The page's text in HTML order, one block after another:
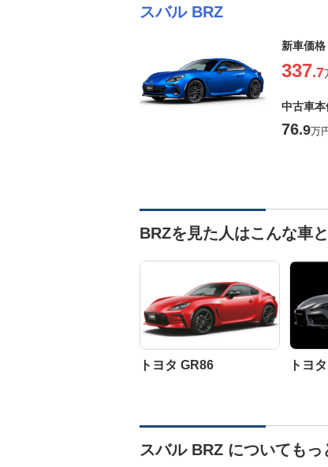
スバル BRZ
新車価格
337.7
中古車
76.9万
BRZを見た人はこんな車
トヨタ GR86 トヨ
スバル BRZ についてもっ